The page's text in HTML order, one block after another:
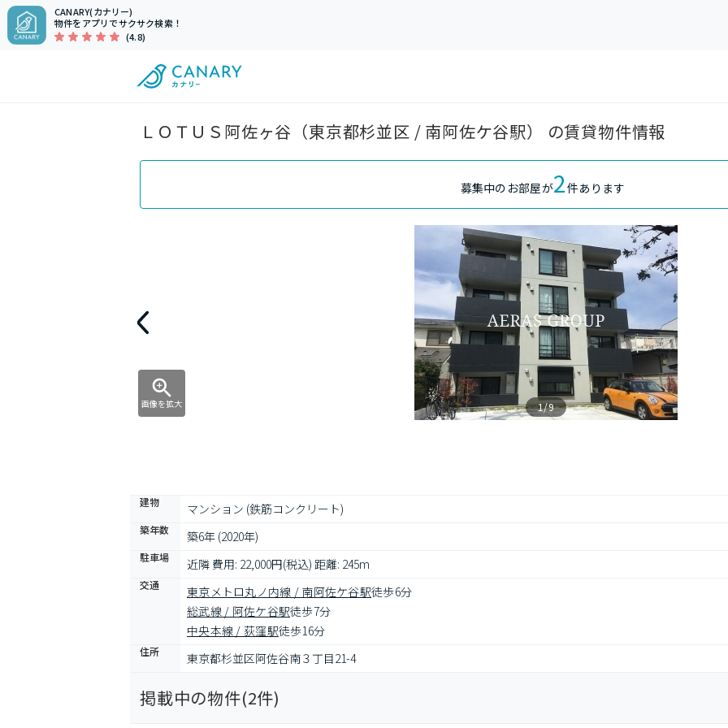
CANARY(カナリー)
物件をアプリでサクサク検索！
(4.8)
ＬＯＴＵＳ阿佐ヶ谷（東京都杉並区 / 南阿佐ケ谷駅） の賃貸物件情報
募集中のお部屋が2件あります
画像を拡大 1/9
建物 マンション (鉄筋コンクリート)
築年数 築6年 (2020年)
駐車場 近隣 費用: 22,000円(税込) 距離: 245m
交通 東京メトロ丸ノ内線 / 南阿佐ケ谷駅徒歩6分
総武線 / 阿佐ケ谷駅徒歩7分
中央本線 / 荻窪駅徒歩16分
住所 東京都杉並区阿佐谷南３丁目21-4
掲載中の物件(2件)